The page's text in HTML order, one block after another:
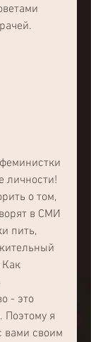
личности!
о том,
в СМИ
пить,
Как
- это
Поэтому я
вами своим